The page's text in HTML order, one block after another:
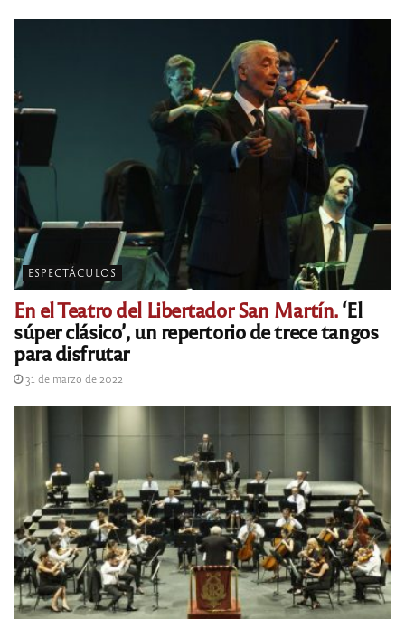
ESPECTÁCULOS
En el Teatro del Libertador San Martín.‘El
súper clásico’, un repertorio de trece tangos
para disfrutar
31 de marzo de 2022